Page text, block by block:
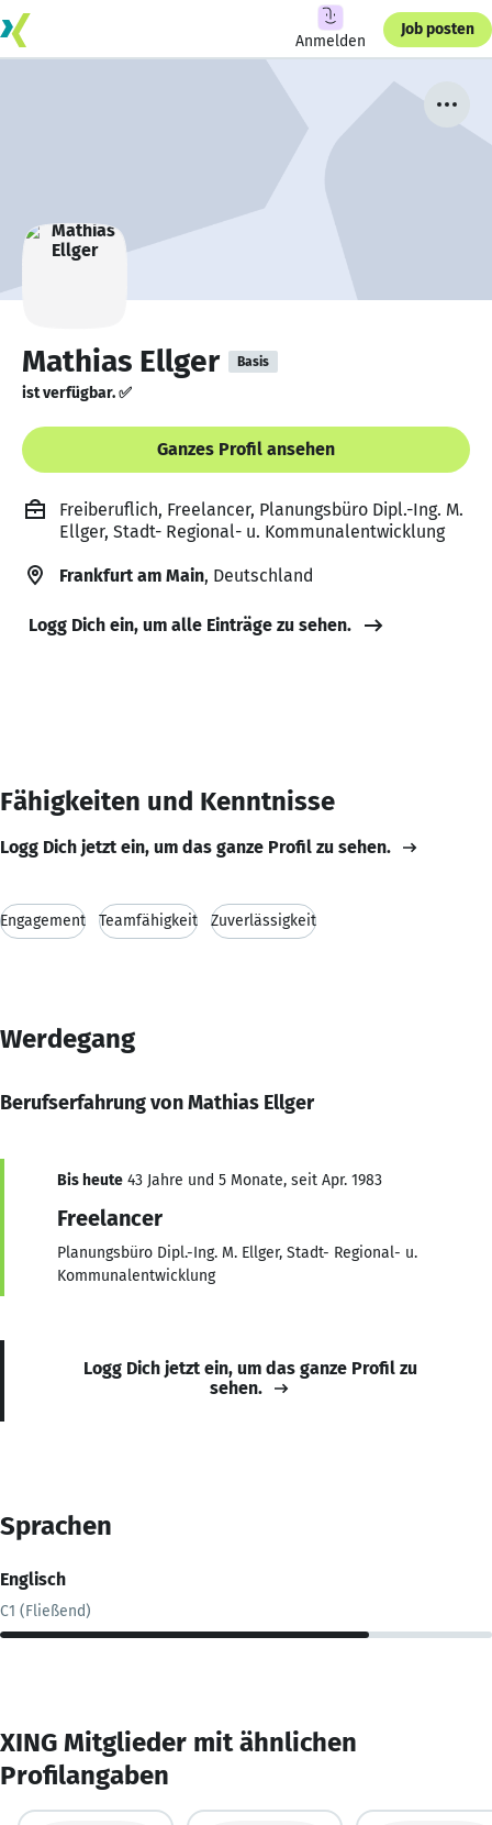
Anmelden
Job posten
Mathias Ellger Basis
ist verfügbar. ✅
Ganzes Profil ansehen
Freiberuflich, Freelancer, Planungsbüro Dipl.-Ing. M.
Ellger, Stadt- Regional- u. Kommunalentwicklung
Frankfurt am Main, Deutschland
Logg Dich ein, um alle Einträge zu sehen.
Fähigkeiten und Kenntnisse
Logg Dich jetzt ein, um das ganze Profil zu sehen.
Engagement Teamfähigkeit Zuverlässigkeit
Werdegang
Berufserfahrung von Mathias Ellger
Bis heute 43 Jahre und 5 Monate, seit Apr. 1983
Freelancer
Planungsbüro Dipl.-Ing. M. Ellger, Stadt- Regional- u.
Kommunalentwicklung
Logg Dich jetzt ein, um das ganze Profil zu
sehen.
Sprachen
Englisch
C1 (Fließend)
XING Mitglieder mit ähnlichen
Profilangaben